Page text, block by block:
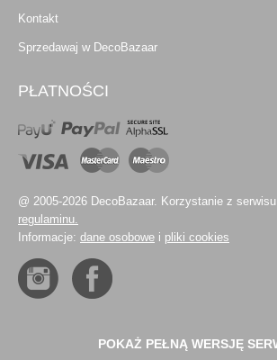
Kontakt
Sprzedawaj w DecoBazaar
PŁATNOŚCI
@ 2005-2026 DecoBazaar. Korzystanie z
regulaminu.
Informacje: dane osobowe i pliki cookies
POKAŻ PEŁNĄ WERSJĘ